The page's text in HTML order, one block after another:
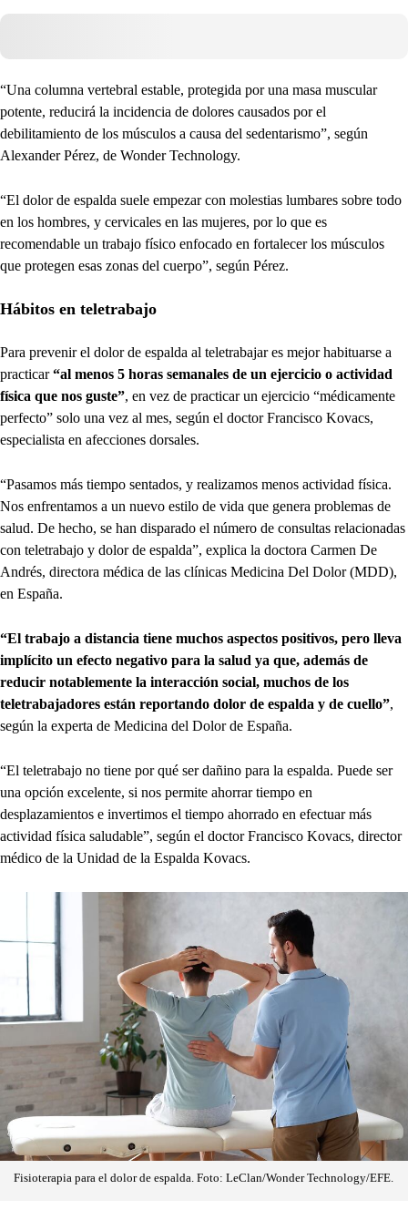
“Una columna vertebral estable, protegida por una masa muscular
potente, reducirá la incidencia de dolores causados por el
debilitamiento de los músculos a causa del sedentarismo”, según
Alexander Pérez, de Wonder Technology.
“El dolor de espalda suele empezar con molestias lumbares sobre todo
en los hombres, y cervicales en las mujeres, por lo que es
recomendable un trabajo físico enfocado en fortalecer los músculos
que protegen esas zonas del cuerpo”, según Pérez.
Hábitos en teletrabajo
Para prevenir el dolor de espalda al teletrabajar es mejor habituarse a
practicar“al menos 5 horas semanales de un ejercicio o actividad
física que nos guste”, en vez de practicar un ejercicio “médicamente
perfecto” solo una vez al mes, según el doctor Francisco Kovacs,
especialista en afecciones dorsales.
“Pasamos más tiempo sentados, y realizamos menos actividad física.
Nos enfrentamos a un nuevo estilo de vida que genera problemas de
salud. De hecho, se han disparado el número de consultas relacionadas
con teletrabajo y dolor de espalda”, explica la doctora Carmen De
Andrés, directora médica de las clínicas Medicina Del Dolor (MDD),
en España.
“El trabajo a distancia tiene muchos aspectos positivos, pero lleva
implícito un efecto negativo para la salud ya que, además de
reducir notablemente la interacción social, muchos de los
teletrabajadores están reportando dolor de espalda y de cuello”,
según la experta de Medicina del Dolor de España.
“El teletrabajo no tiene por qué ser dañino para la espalda. Puede ser
una opción excelente, si nos permite ahorrar tiempo en
desplazamientos e invertimos el tiempo ahorrado en efectuar más
actividad física saludable”, según el doctor Francisco Kovacs, director
médico de la Unidad de la Espalda Kovacs.
Fisioterapia para el dolor de espalda. Foto: LeClan/Wonder Technology/EFE.